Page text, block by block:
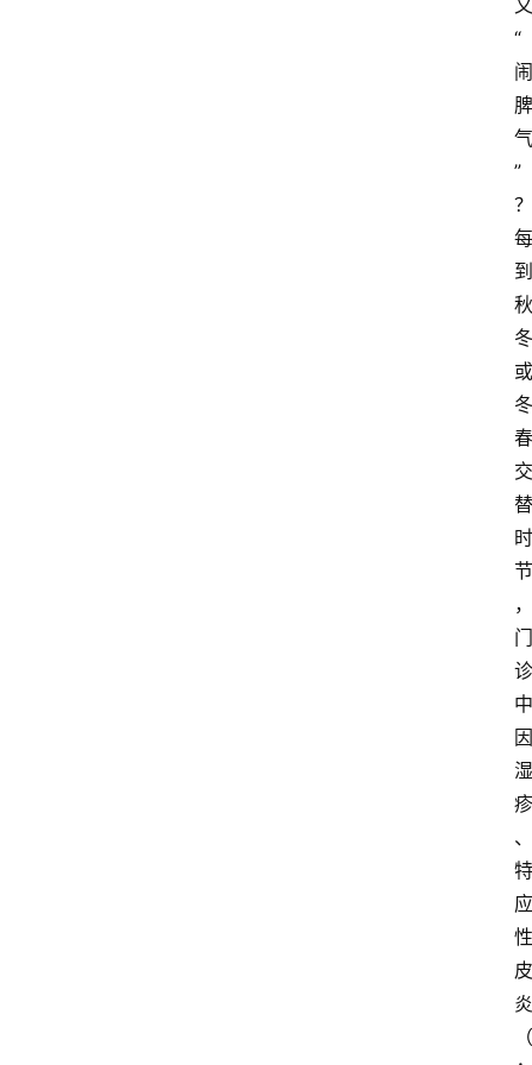
又
“
闹
脾
气
”
？
每
到
秋
冬
或
冬
春
交
替
时
节
，
门
诊
中
因
湿
疹
、
特
应
性
皮
炎
（